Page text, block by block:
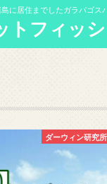
島に居住までしたガラパゴ
トフィッ
ダーウィン研究